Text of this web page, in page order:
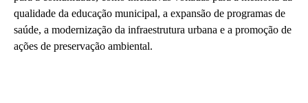
qualidade da educação municipal, a expansão de programas de
saúde, a modernização da infraestrutura urbana e a promoção de
ações de preservação ambiental.